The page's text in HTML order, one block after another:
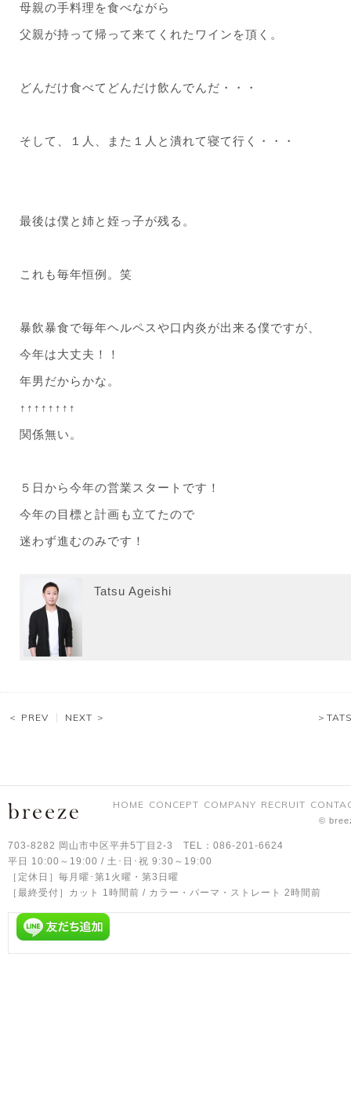
母親の手料理を食べながら
父親が持って帰って来てくれたワインを頂く。
どんだけ食べてどんだけ飲んでんだ・・・
そして、１人、また１人と潰れて寝て行く・・・
最後は僕と姉と姪っ子が残る。
これも毎年恒例。笑
暴飲暴食で毎年ヘルペスや口内炎が出来る僕ですが、
今年は大丈夫！！
年男だからかな。
↑↑↑↑↑↑↑↑
関係無い。
５日から今年の営業スタートです！
今年の目標と計画も立てたので
迷わず進むのみです！
Tatsu Ageishi
＞
＜ PREV NEXT ＞
HOME CONCEPT COMPANY RECRUIT
©
703-8282 岡山市中区平井5丁目2-3 TEL：086-201-6624
平日 10:00～19:00 / 土･日･祝 9:30～19:00
［定休日］毎月曜･第1火曜・第3日曜
［最終受付］カット 1時間前 / カラー・パーマ・ストレート 2時間前